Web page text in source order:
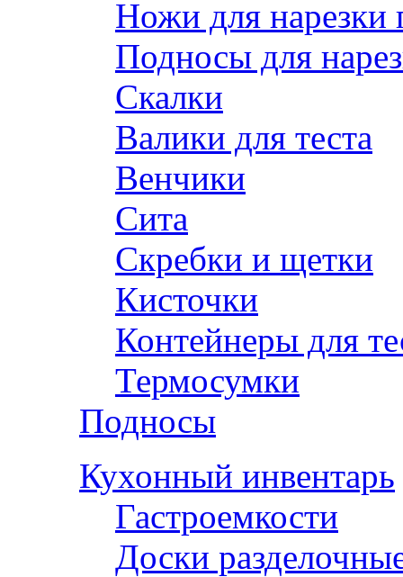
Ножи для нарезки
Подносы для
Скалки
Валики для теста
Венчики
Сита
Скребки и щетки
Кисточки
Контейнеры для
Термосумки
Подносы
Кухонный инвентарь
Гастроемкости
Доски